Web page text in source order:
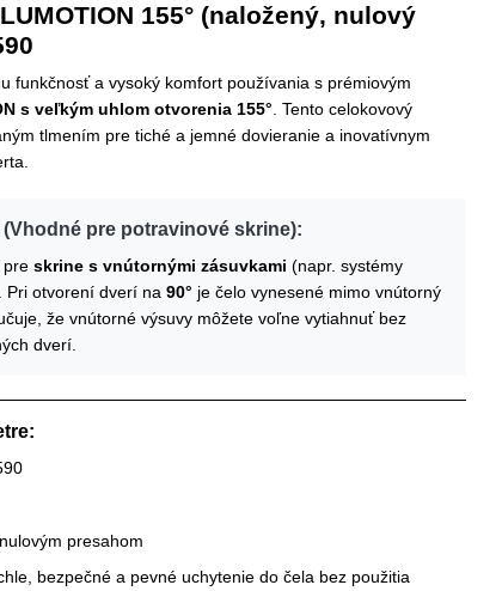
155° (naložený, nulový
funkčnosť a vysoký komfort používania s prémiovým
s veľkým uhlom otvorenia 155° . Tento celokovový
tlmením pre tiché a jemné dovieranie a inovatívnym
pre potravinové skrine):
pre skrine s vnútornými zásuvkami (napr. systémy
Pri otvorení dverí na 90° je čelo vynesené mimo vnútorný
že vnútorné výsuvy môžete voľne vytiahnuť bez
dverí.
presahom
bezpečné a pevné uchytenie do čela bez použitia